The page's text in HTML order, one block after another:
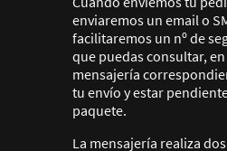
enviaremos un email o
facilitaremos un nº de
que puedas consultar,
mensajería
tu envío y estar
paquete.
La mensajería realiza